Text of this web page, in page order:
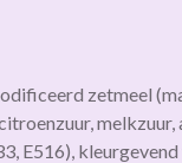
zetmeel
melkzuur,
E516),